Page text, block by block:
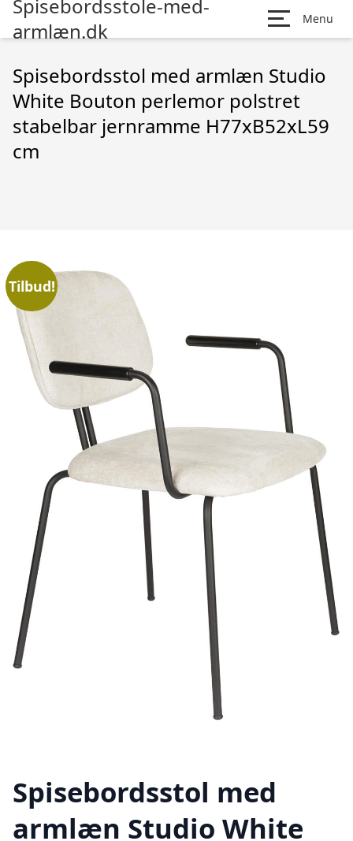
Spisebordsstole-med-
armlæn.dk
Menu
Spisebordsstol med armlæn Studio
White Bouton perlemor polstret
stabelbar jernramme H77xB52xL59
cm
Tilbud!
Spisebordsstol med
armlæn Studio White